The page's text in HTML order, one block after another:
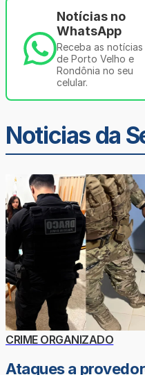
Notícias no
WhatsApp
Receba as notícias
de Porto Velho e
Rondônia no seu
celular.
Noticias da
CRIME ORGANIZADO
Ataques a